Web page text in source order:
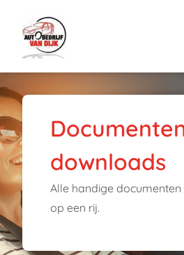
downloads
Alle handige
op een rij.